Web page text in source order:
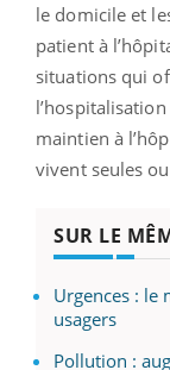
le domicile et
patient à
situations qui
maintien à
vivent seules
SUR LE
Urgences : le
usagers
Pollution :